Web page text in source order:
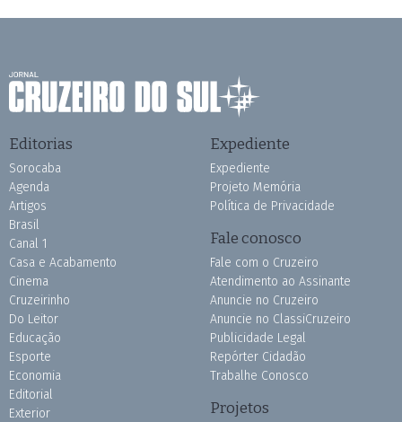
Editorias
Sorocaba
Agenda
Artigos
Brasil
Canal 1
Casa e Acabamento
Cinema
Cruzeirinho
Do Leitor
Educação
Esporte
Economia
Editorial
Exterior
Expediente
Expediente
Projeto Memória
Política de Privacidade
Fale conosco
Fale com o Cruzeiro
Atendimento ao Assinante
Anuncie no Cruzeiro
Anuncie no ClassiCruzeiro
Publicidade Legal
Repórter Cidadão
Trabalhe Conosco
Projetos